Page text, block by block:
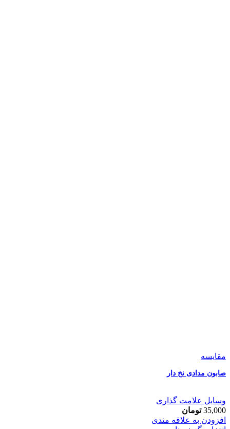
مقایسه
صابون مدادی نخ دار
وسایل علامت گذاری
35,000 تومان
افزودن به علاقه مندی